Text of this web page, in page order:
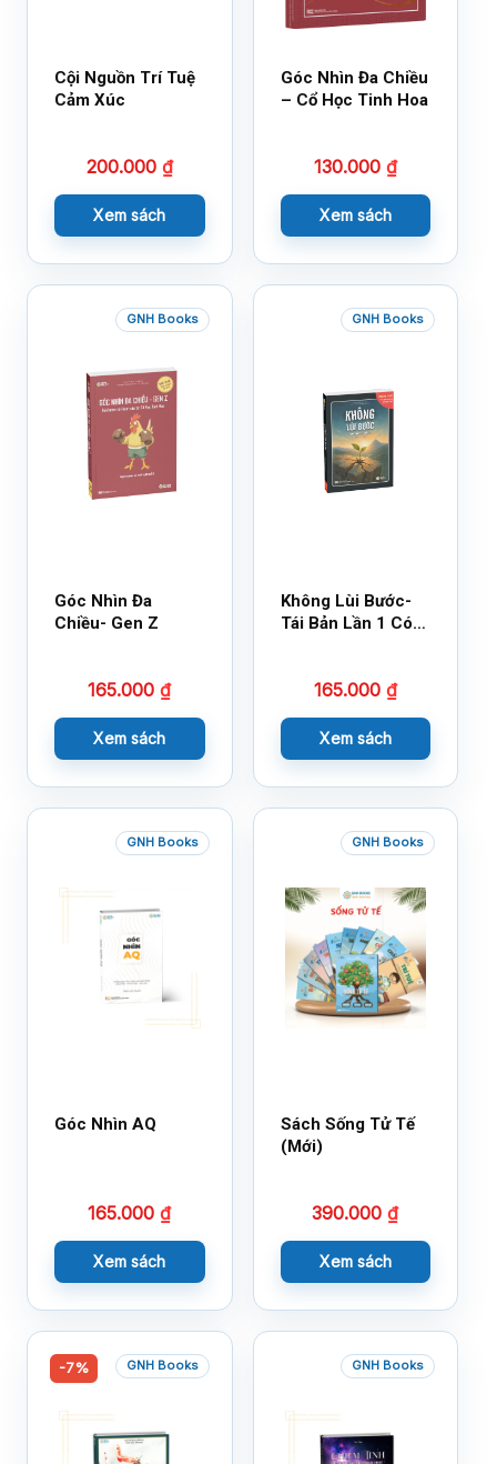
Cội Nguồn Trí Tuệ
Cảm Xúc
200.000 ₫
Xem sách
Góc Nhìn Đa Chiều
– Cổ Học Tinh Hoa
130.000 ₫
Xem sách
GNH Books
Góc Nhìn Đa
Chiều- Gen Z
165.000₫
Xem sách
GNH Books
Không Lùi Bước-
Tái Bản Lần 1 Có
165.000 ₫
Xem sách
GNH Books
Góc Nhìn AQ
165.000₫
Xem sách
GNH Books
Sách Sống Tử Tế
(Mới)
390.000₫
Xem sách
-7% GNH Books GNH Books